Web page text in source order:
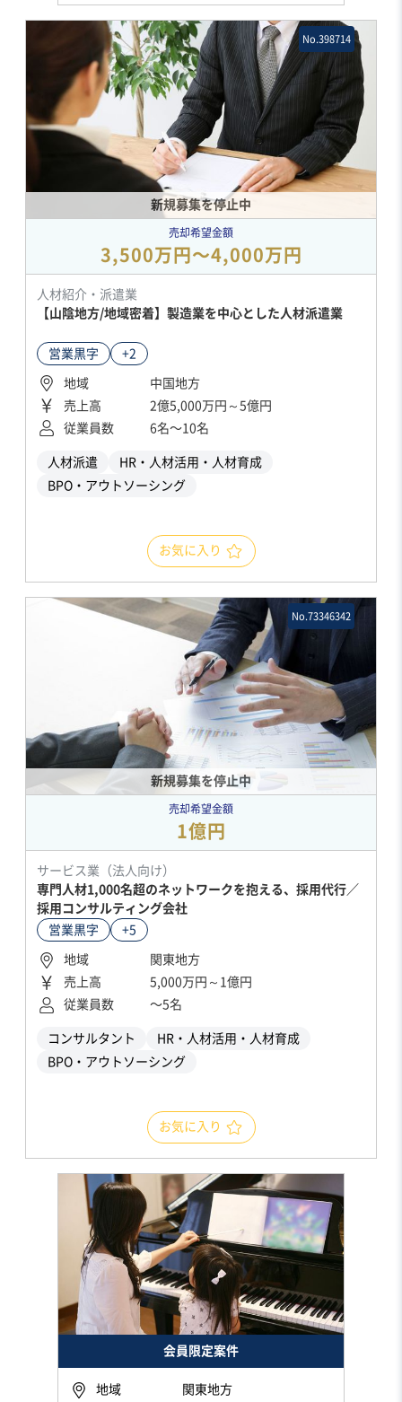
新規募集を停止中
No.398714
売却希望金額
3,500万円〜4,000万円
人材紹介・派遣業
【山陰地方/地域密着】製造業を中心とした人材派遣業
営業黒字 +2
地域
中国地方
売上高
2億5,000万円～5億円
従業員数
6名〜10名
人材派遣
HR・人材活用・人材育成
BPO・アウトソーシング
お気に入り
新規募集を停止中
No.73346342
売却希望金額
1億円
サービス業（法人向け）
専門人材1,000名超のネットワークを抱える、採用代行／
採用コンサルティング会社
営業黒字
+5
地域
関東地方
売上高
5,000万円～1億円
従業員数
〜5名
コンサルタント
HR・人材活用・人材育成
BPO・アウトソーシング
お気に入り
会員限定案件
地域 関東地方